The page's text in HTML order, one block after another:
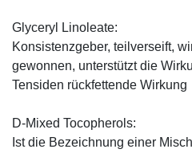
Glyceryl Linoleate:
Konsistenzgeber, teilverseift,
gewonnen, unterstützt die
Tensiden rückfettende Wirkung
D-Mixed Tocopherols:
Ist die Bezeichnung einer